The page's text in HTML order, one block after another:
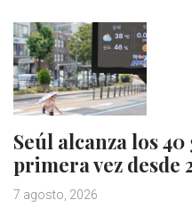
Seúl alcanza los
primera vez desde
7 agosto, 2026